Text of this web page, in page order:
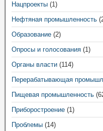
Нацпроекты (1)
Нефтяная промышленность
Образование (2)
Опросы и голосования (1)
Органы власти (114)
Перерабатывающая
Пищевая промышленность
Приборостроение (1)
Проблемы (14)